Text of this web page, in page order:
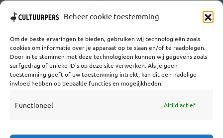
Beheer cookie toestemming
Om de beste ervaringen te bieden, gebruiken wij technologieën zoals
cookies om informatie over je apparaat op te slaan en/of te raadplegen.
Door in te stemmen met deze technologieën kunnen wij gegevens zoals
surfgedrag of unieke ID's op deze site verwerken. Als je geen
toestemming geeft of uw toestemming intrekt, kan dit een nadelige
invloed hebben op bepaalde functies en mogelijkheden.
Functioneel Altijd actief
Coöperatief Cultureel Persbureau U.A. | Salzburg 29 |
3524KS Utrecht | KvK: 55573592 |Btw: